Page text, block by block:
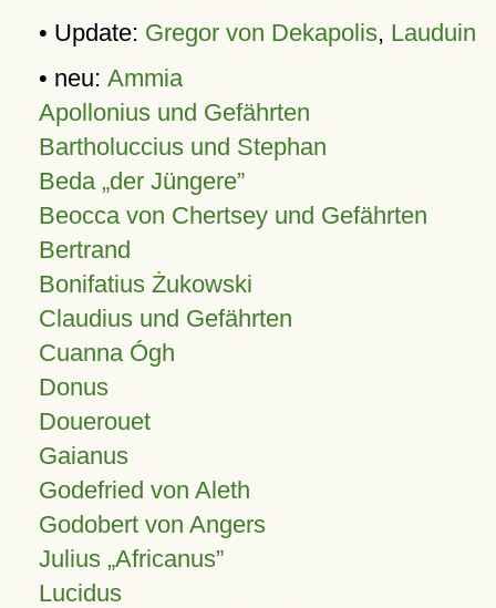
• Update: Gregor von Dekapolis, Lauduin
• neu: Ammia
Apollonius und Gefährten
Bartholuccius und Stephan
Beda „der Jüngere”
Beocca von Chertsey und Gefährten
Bertrand
Bonifatius Żukowski
Claudius und Gefährten
Cuanna Ógh
Donus
Douerouet
Gaianus
Godefried von Aleth
Godobert von Angers
Julius Africanus
Lucidus